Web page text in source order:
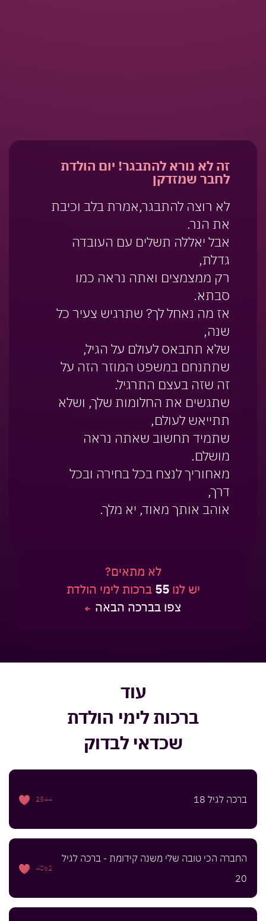
זה לא נורא להתבגר! יום הולדת
לחבר שמזדקן
לא רוצה להתבגר,אמרת בלב וכיבת
את הנר.
אבל יאללה תשלים עם העובדה
גדלת,
רק ממצמצים ואתה נראה כמו
סבתא.
אז מה נאחל לך? שתרגיש צעיר כל
שנה,
שלא תתבאס לעולם על הגיל,
שתתנחם במשפט המוזר הזה על
זה שזה בעצם התרגיל.
שתגשים את החלומות שלך, ושלא
תתייאש לעולם,
שתמיד תחשוב שאתה נראה
מושלם.
מאחוריך לנצח בכל בחירה ובכל
דרך,
אוהב אותך מאוד, יא מלך.
לא מתאים?
יש לנו55 ברכות לימי הולדת
צפו בברכה הבאה
עוד
ברכות לימי הולדת
שכדאי לבדוק
ברכה לגיל 18 2544
החברה הכי טובה שלי משנה קידומת - ברכה לגיל
20
4062